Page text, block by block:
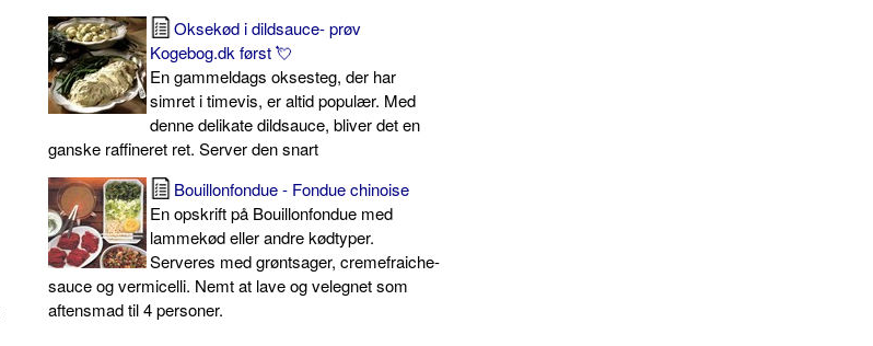
Oksekød i dildsauce- prøv
Kogebog.dk først 💘
En gammeldags oksesteg, der har
simret i timevis, er altid populær. Med
denne delikate dildsauce, bliver det en
ganske raffineret ret. Server den snart
Bouillonfondue - Fondue chinoise
En opskrift på Bouillonfondue med
lammekød eller andre kødtyper.
Serveres med grøntsager, cremefraiche-
sauce og vermicelli. Nemt at lave og velegnet som
aftensmad til 4 personer.